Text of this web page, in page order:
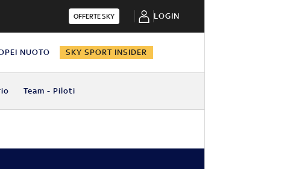
OFFERTE SKY LOGIN
NUOTO SKY SPORT INSIDER
Team - Piloti